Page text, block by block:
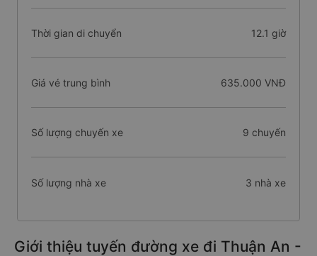
Thời gian di chuyển 12.1 giờ
Giá vé trung bình 635.000 VNĐ
Số lượng chuyến xe 9 chuyến
Số lượng nhà xe 3 nhà xe
Giới thiệu tuyến đường xe đi Thuận An -